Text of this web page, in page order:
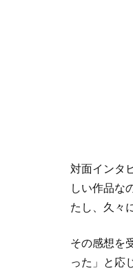
対面インタ
しい作品な
たし、久々
その感想を
った」と応